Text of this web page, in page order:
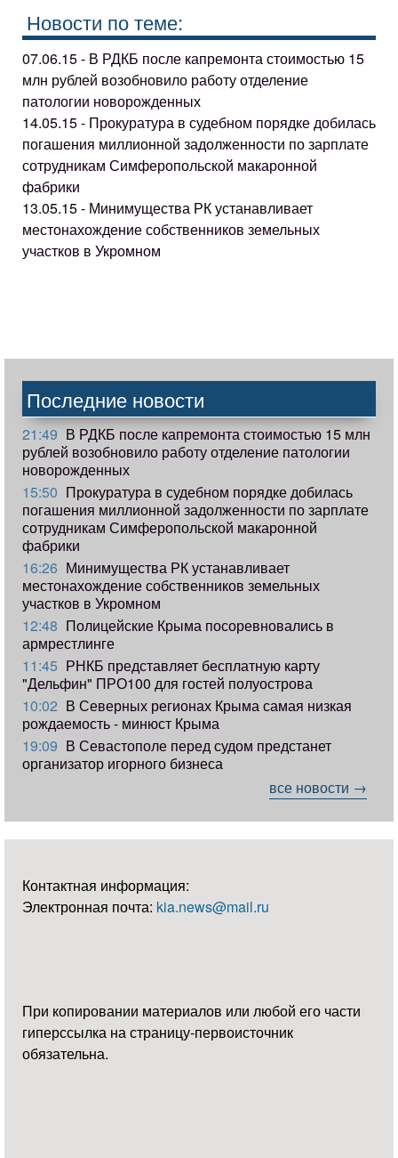
Новости по теме:
07.06.15 - В РДКБ после капремонта стоимостью 15
млн рублей возобновило работу отделение
патологии новорожденных
14.05.15 - Прокуратура в судебном порядке добилась
погашения миллионной задолженности по зарплате
сотрудникам Симферопольской макаронной
фабрики
13.05.15 - Минимущества РК устанавливает
местонахождение собственников земельных
участков в Укромном
Последние новости
21:49 В РДКБ после капремонта стоимостью 15 млн
рублей возобновило работу отделение патологии
новорожденных
15:50 Прокуратура в судебном порядке добилась
погашения миллионной задолженности по зарплате
сотрудникам Симферопольской макаронной
фабрики
16:26 Минимущества РК устанавливает
местонахождение собственников земельных
участков в Укромном
12:48 Полицейские Крыма посоревновались в
армрестлинге
11:45 РНКБ представляет бесплатную карту
"Дельфин" ПРО100 для гостей полуострова
10:02 В Северных регионах Крыма самая низкая
рождаемость - минюст Крыма
19:09 В Севастополе перед судом предстанет
организатор игорного бизнеса
все новости →
Контактная информация:
Электронная почта: kia.news@mail.ru
При копировании материалов или любой его части
гиперссылка на страницу-первоисточник
обязательна.